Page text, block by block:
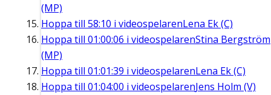
(MP)
Hoppa till 58:10 i videospelarenLena Ek (C)
Hoppa till 01:00:06 i videospelarenStina Bergström
(MP)
Hoppa till 01:01:39 i videospelarenLena Ek (C)
Hoppa till 01:04:00 i videospelarenJens Holm (V)